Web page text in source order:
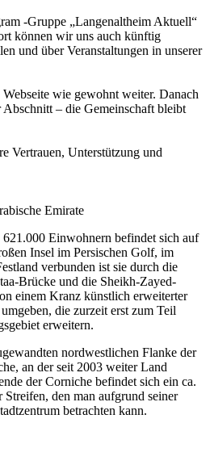
-Gruppe „Langenaltheim Aktuell“
können wir uns auch künftig
und über Veranstaltungen in unserer
wie gewohnt weiter. Danach
Abschnitt – die Gemeinschaft bleibt
Vertrauen, Unterstützung und
Einwohnern befindet sich auf
Insel im Persischen Golf, im
verbunden ist sie durch die
Brücke und die Sheikh-Zayed-
einem Kranz künstlich erweiterter
die zurzeit erst zum Teil
erweitern.
nordwestlichen Flanke der
an der seit 2003 weiter Land
der Corniche befindet sich ein ca.
den man aufgrund seiner
betrachten kann.